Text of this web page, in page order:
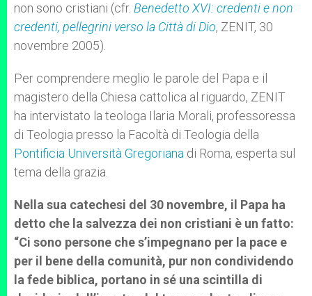
non sono cristiani (cfr. Benedetto XVI: credenti e non
credenti, pellegrini verso la Città di Dio, ZENIT, 30
novembre 2005).
Per comprendere meglio le parole del Papa e il
magistero della Chiesa cattolica al riguardo, ZENIT
ha intervistato la teologa Ilaria Morali, professoressa
di Teologia presso la Facoltà di Teologia della
Pontificia Università Gregoriana di Roma, esperta sul
tema della grazia.
Nella sua catechesi del 30 novembre, il Papa ha
detto che la salvezza dei non cristiani è un fatto:
“Ci sono persone che s’impegnano per la pace e
per il bene della comunità, pur non condividendo
la fede biblica, portano in sé una scintilla di